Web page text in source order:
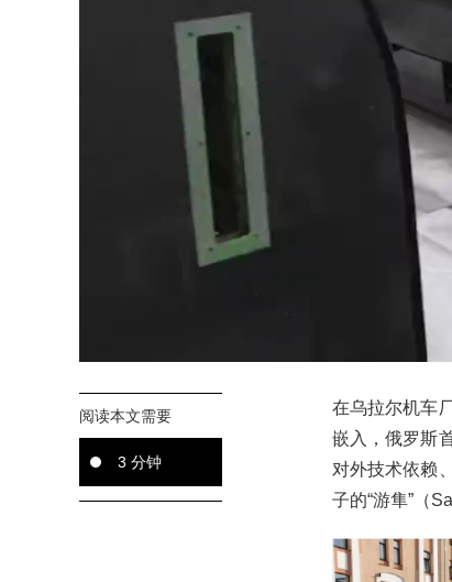
阅读本文需要
3 分钟
在乌拉尔机车
嵌入，俄罗斯
对外技术依赖
子的“游隼”（